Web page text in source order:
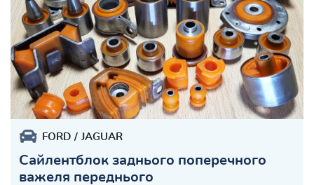
FORD JAGUAR
Сайлентблок заднього поперечного
важеля переднього